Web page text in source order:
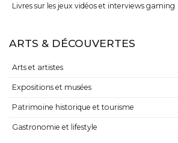
Livres sur les jeux vidéos et interviews gaming
ARTS & DÉCOUVERTES
Arts et artistes
Expositions et musées
Patrimoine historique et tourisme
Gastronomie et lifestyle